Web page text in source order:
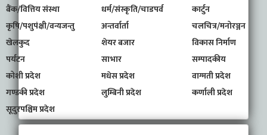
बैंक/वित्तिय संस्था
धर्म/संस्कृति/चाडपर्व
कार्टुन
कृषि/पशुपंक्षी/वन्यजन्तु
अन्तर्वार्ता
चलचित्र/मनोरञ्जन
खेलकुद
शेयर बजार
विकास निर्माण
पर्यटन
साभार
सम्पादकीय
कोशी प्रदेश
मधेस प्रदेश
वाग्मती प्रदेश
गण्डकी प्रदेश
लुम्बिनी प्रदेश
कर्णाली प्रदेश
सूदुरपश्चिम प्रदेश